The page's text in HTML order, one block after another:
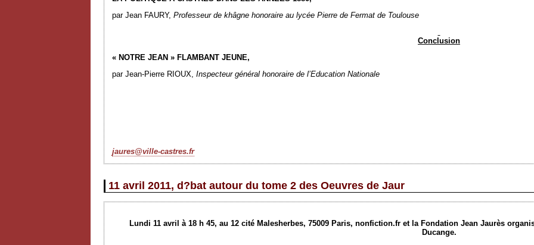
par Jean FAURY, Professeur de khâgne honoraire au lycée Pierre de Fermat de Toulouse
Conclusion
« NOTRE JEAN » FLAMBANT JEUNE,
par Jean-Pierre RIOUX, Inspecteur général honoraire de l’Education Nationale
jaures@ville-castres.fr
11 avril 2011, d?bat autour du tome 2 des Oeuvres de Jaur
Lundi 11 avril à 18 h 45, au 12 cité Malesherbes, 75009 Paris, nonfiction.fr et la Fondation Jean Jaurès
Ducange.